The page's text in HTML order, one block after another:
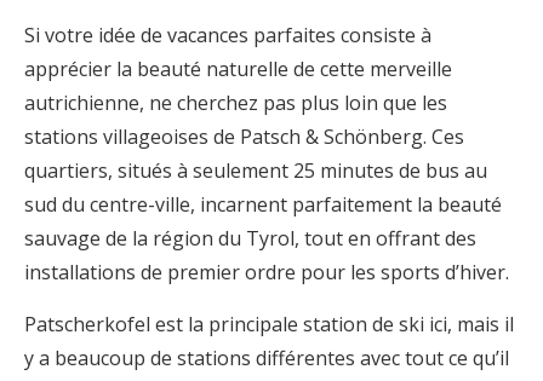
Si votre idée de vacances parfaites consiste à
apprécier la beauté naturelle de cette merveille
autrichienne, ne cherchez pas plus loin que les
stations villageoises de Patsch & Schönberg. Ces
quartiers, situés à seulement 25 minutes de bus au
sud du centre-ville, incarnent parfaitement la beauté
sauvage de la région du Tyrol, tout en offrant des
installations de premier ordre pour les sports d’hiver.
Patscherkofel est la principale station de ski ici, mais il
y a beaucoup de stations différentes avec tout ce qu’il